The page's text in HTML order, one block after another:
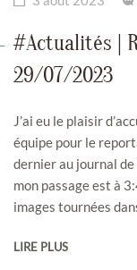
#Actualités |
29/07/2023
J’ai eu le plaisir
équipe pour le
dernier au journal
mon passage est à
images tournées
LIRE PLUS